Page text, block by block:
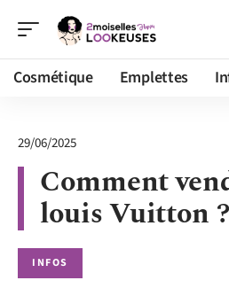
Cosmétique Emplettes
29/06/2025
Comment
louis Vuitton ?
INFOS